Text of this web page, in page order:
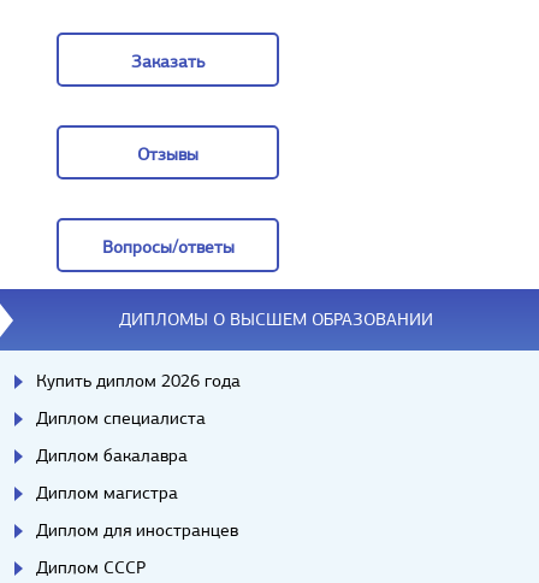
Заказать
Отзывы
Вопросы/ответы
Вопросы/ответы
ДИПЛОМЫ О ВЫСШЕМ ОБРАЗОВАНИИ
Купить диплом 2026 года
Диплом специалиста
Диплом бакалавра
Диплом магистра
Диплом для иностранцев
Диплом СССР